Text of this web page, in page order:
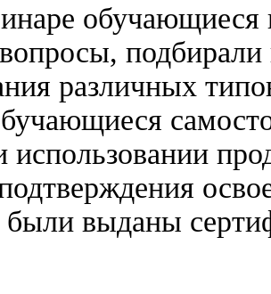
обучающиеся
различных
использовании
были выданы